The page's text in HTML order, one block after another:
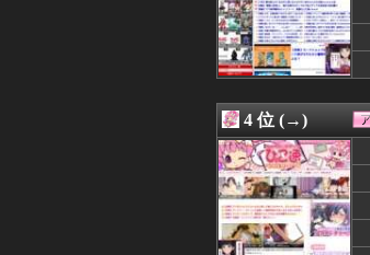
08/07 01:00
08/07 01:00
08/07 01:00
08/07 01:00
08/07 00:57
08/07 00:55
08/07 00:55
08/07 00:50
08/07 00:50
08/07 00:50
08/07 00:49
08/07 00:48
4 位 (→)